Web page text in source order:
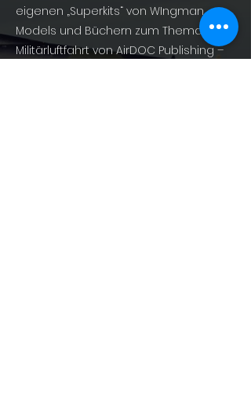
eigenen „Superkits“ von WIngman
Models und Büchern zum Thema
Militärluftfahrt von AirDOC Publishing –